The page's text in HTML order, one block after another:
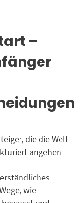
–
die die Welt
angehen
wie